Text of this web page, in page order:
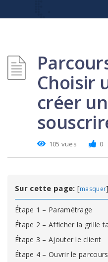
Choisir
créer
105 vues 0
Sur cette page: [masquer]
Étape 1 – Paramétrage
Étape 2 – Afficher la grille
Étape 3 – Ajouter le client
Étape 4 – Ouvrir le